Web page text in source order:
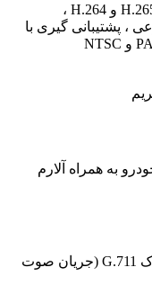
پشتیبانی از کدینگ ویدئوH.265+,H.265 و H.264 ،
، پشتیبانی گیری با
به همراه آلارم
استفاده از استاندارد صوتی کدک G.711 (جریان صوت